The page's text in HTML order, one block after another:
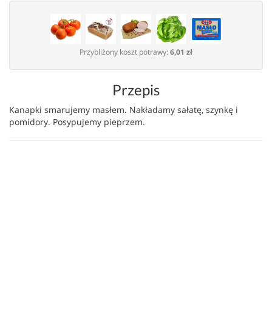
Przybliżony koszt potrawy:6,01 zł
Przepis
Kanapki smarujemy masłem. Nakładamy sałatę, szynkę i
pomidory. Posypujemy pieprzem.